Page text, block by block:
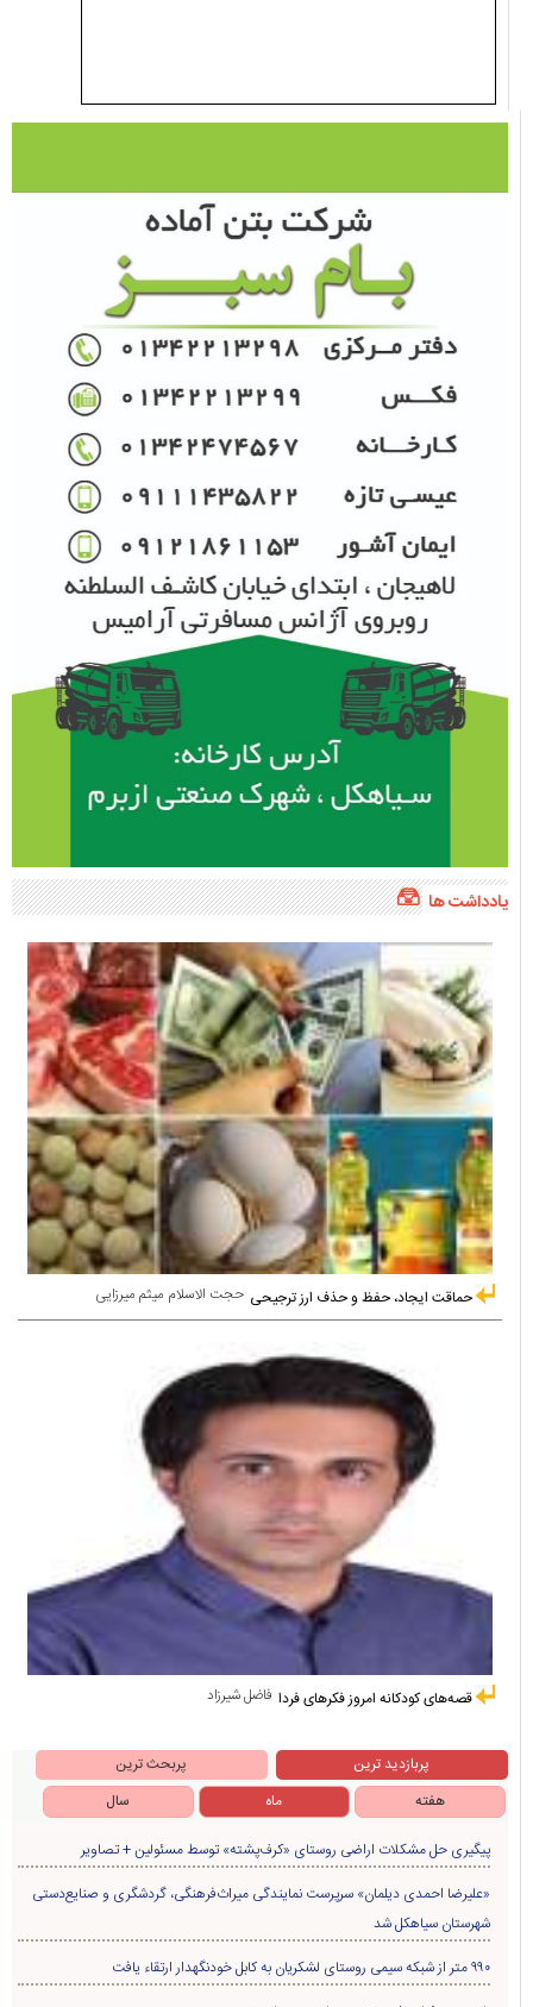
یادداشت ها
حجت الاسلام میثم میرزایی حماقت ایجاد، حفظ و حذف ارز ترجیحی
فاضل شیرزاد قصه‌های کودکانه امروز فکرهای فردا
پربازدید ترین
پربحث ترین
هفته
ماه سال
پیگیری حل مشکلات اراضی روستای «کرف‌پشته» توسط مسئولین + تصاویر
«علیرضا احمدی دیلمان» سرپرست نمایندگی میراث‌فرهنگی، گردشگری و صنایع‌دستی
شهرستان سیاهکل شد
۹۹۰ متر از شبکه سیمی روستای لشکریان به کابل خودنگهدار ارتقاء یافت